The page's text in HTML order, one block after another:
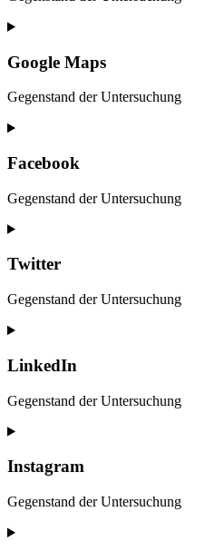
Consent
service
google-
recaptcha
Google Maps
Gegenstand der Untersuchung
Consent
service
maps
Facebook
Gegenstand der Untersuchung
Consent
service
Twitter
Gegenstand der Untersuchung
Consent
service
LinkedIn
Gegenstand der Untersuchung
Consent
service
linkedin
Instagram
Gegenstand der Untersuchung
Consent